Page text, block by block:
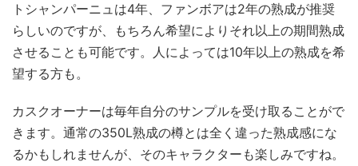
トシャンパーニュは4年、ファンボアは2年の熟成が推奨
らしいのですが、もちろん希望によりそれ以上の期間熟成
させることも可能です。人によっては10年以上の熟成を希
望する方も。
カスクオーナーは毎年自分のサンプルを受け取ることがで
きます。通常の350L熟成の樽とは全く違った熟成感にな
るかもしれませんが、そのキャラクターも楽しみですね。